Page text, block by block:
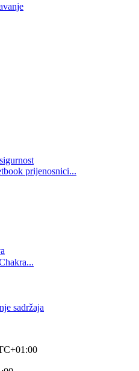
prijenosnici...
sadržaja